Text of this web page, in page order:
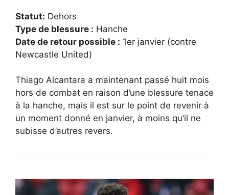
Statut: Dehors
Type de blessure : Hanche
Date de retour possible : 1er janvier (contre
Newcastle United)
Thiago Alcantara a maintenant passé huit mois
hors de combat en raison d’une blessure tenace
à la hanche, mais il est sur le point de revenir à
un moment donné en janvier, à moins qu’il ne
subisse d’autres revers.